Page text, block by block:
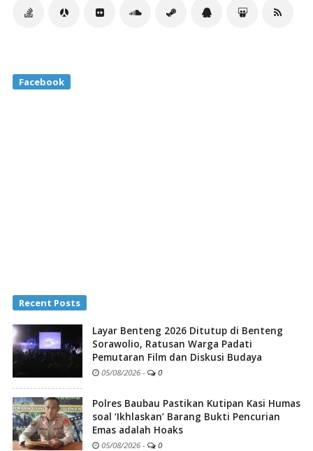
Facebook
Recent Posts
Layar Benteng 2026 Ditutup di Benteng
Sorawolio, Ratusan Warga Padati
Pemutaran Film dan Diskusi Budaya
05/08/2026 - 0
Polres Baubau Pastikan Kutipan Kasi Humas
soal ‘Ikhlaskan’ Barang Bukti Pencurian
Emas adalah Hoaks
05/08/2026 - 0